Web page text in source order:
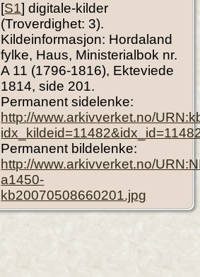
[S1] digitale-kilder
(Troverdighet: 3).
Kildeinformasjon: Hordaland
fylke, Haus, Ministerialbok nr.
A 11 (1796-1816), Ekteviede
1814, side 201.
Permanent sidelenke:
http://www.arkivverket.no/
Permanent bildelenke:
http://www.arkivverket.no/
a1450-
kb20070508660201.jpg